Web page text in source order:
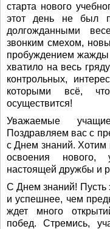
старта нового
этот день не был
долгожданными
звонким смехом,
пробуждением жажды
хватило на весь
контрольных,
которыми всё,
осуществится!
Уважаемые
Поздравляем вас с
с Днем знаний. Хотим
освоения нового,
настоящей дружбы и
С Днем знаний! Пусть
и успешнее, чем
ждет много
побед. Стремись,